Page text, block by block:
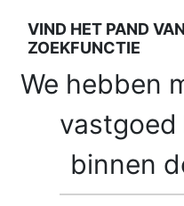
VIND HET PAND
ZOEKFUNCTIE
We hebben
binnen